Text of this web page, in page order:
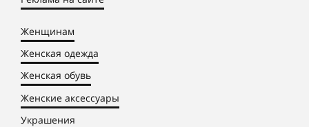
Женщинам
Женская одежда
Женская обувь
Женские аксессуары
Украшения